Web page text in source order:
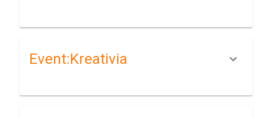
Event:​Kreativia